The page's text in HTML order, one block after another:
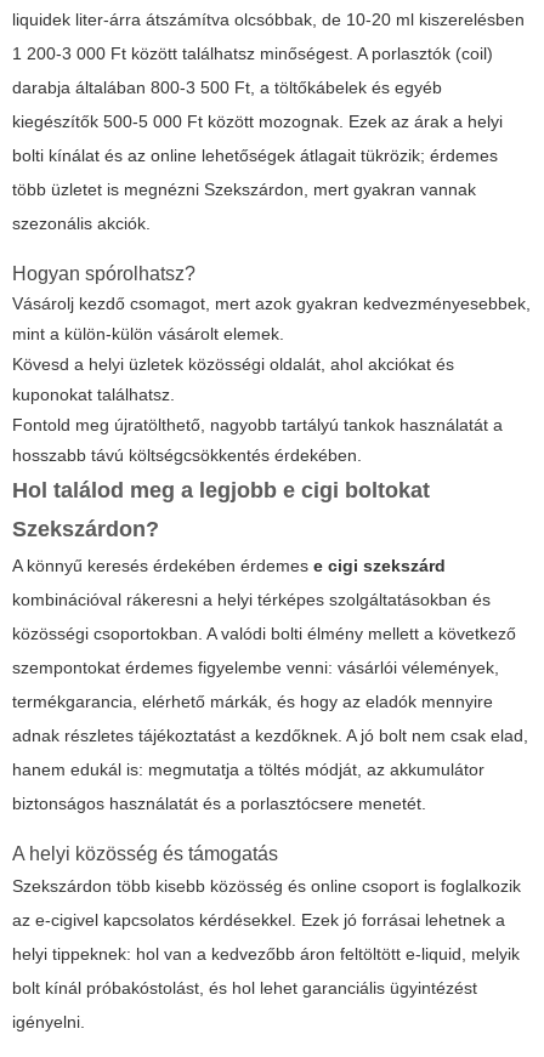
liquidek liter-árra átszámítva olcsóbbak, de 10-20 ml kiszerelésben
1 200-3 000 Ft között találhatsz minőségest. A porlasztók (coil)
darabja általában 800-3 500 Ft, a töltőkábelek és egyéb
kiegészítők 500-5 000 Ft között mozognak. Ezek az árak a helyi
bolti kínálat és az online lehetőségek átlagait tükrözik; érdemes
több üzletet is megnézni Szekszárdon, mert gyakran vannak
szezonális akciók.
Hogyan spórolhatsz?
Vásárolj kezdő csomagot, mert azok gyakran kedvezményesebbek,
mint a külön-külön vásárolt elemek.
Kövesd a helyi üzletek közösségi oldalát, ahol akciókat és
kuponokat találhatsz.
Fontold meg újratölthető, nagyobb tartályú tankok használatát a
hosszabb távú költségcsökkentés érdekében.
Hol találod meg a legjobb e cigi boltokat
Szekszárdon?
A könnyű keresés érdekében érdemes e cigi szekszárd
kombinációval rákeresni a helyi térképes szolgáltatásokban és
közösségi csoportokban. A valódi bolti élmény mellett a következő
szempontokat érdemes figyelembe venni: vásárlói vélemények,
termékgarancia, elérhető márkák, és hogy az eladók mennyire
adnak részletes tájékoztatást a kezdőknek. A jó bolt nem csak elad,
hanem edukál is: megmutatja a töltés módját, az akkumulátor
biztonságos használatát és a porlasztócsere menetét.
A helyi közösség és támogatás
Szekszárdon több kisebb közösség és online csoport is foglalkozik
az e-cigivel kapcsolatos kérdésekkel. Ezek jó forrásai lehetnek a
helyi tippeknek: hol van a kedvezőbb áron feltöltött e-liquid, melyik
bolt kínál próbakóstolást, és hol lehet garanciális ügyintézést
igényelni.